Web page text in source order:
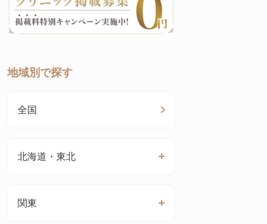
地域別で探す
全国
北海道・東北
関東